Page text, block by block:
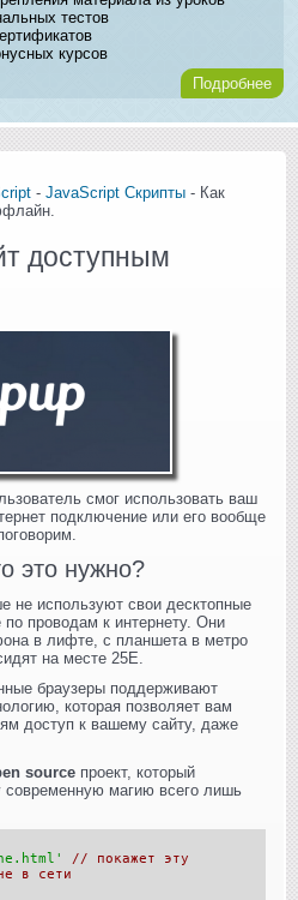
тестов
курсов
Подробнее
- JavaScript Скрипты - Как
доступным
смог использовать ваш
подключение или его вообще
это нужно?
не используют свои десктопные
проводам к интернету. Они
в лифте, с планшета в метро
на месте 25E.
браузеры поддерживают
которая позволяет вам
доступ к вашему сайту, даже
source проект, который
современную магию всего лишь
// покажет эту
в сети